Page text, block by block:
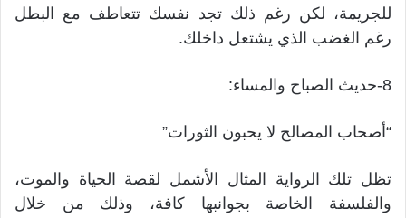
للجريمة، لكن رغم ذلك تجد نفسك تتعاطف مع البطل
رغم الغضب الذي يشتعل داخلك.
8-حديث الصباح والمساء:
“أصحاب المصالح لا يحبون الثورات”
تظل تلك الرواية المثال الأشمل لقصة الحياة والموت،
والفلسفة الخاصة بجوانبها كافة، وذلك من خلال